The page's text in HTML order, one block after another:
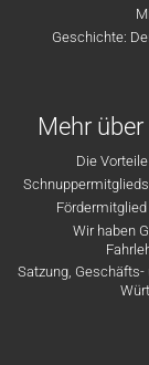
Geschichte:
Mehr
Die
Wir haben
Satzung, Geschäfts-